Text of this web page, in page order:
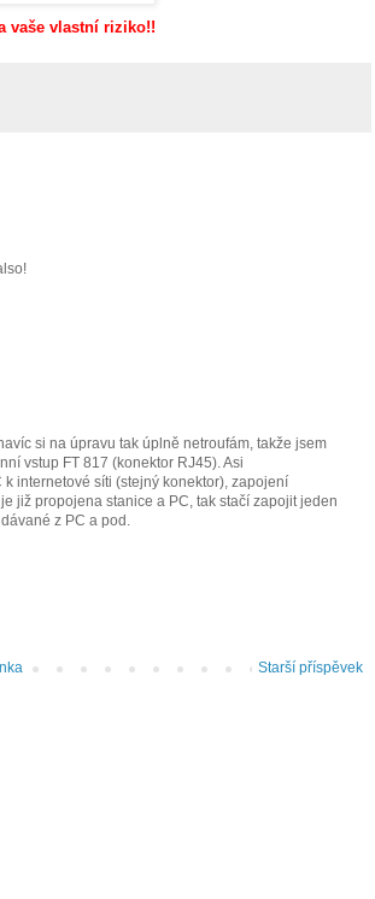
vaše vlastní riziko!!
si na úpravu tak úplně netroufám, takže jsem
vstup FT 817 (konektor RJ45). Asi
internetové síti (stejný konektor), zapojení
již propojena stanice a PC, tak stačí zapojit jeden
z PC a pod.
Starší příspěvek